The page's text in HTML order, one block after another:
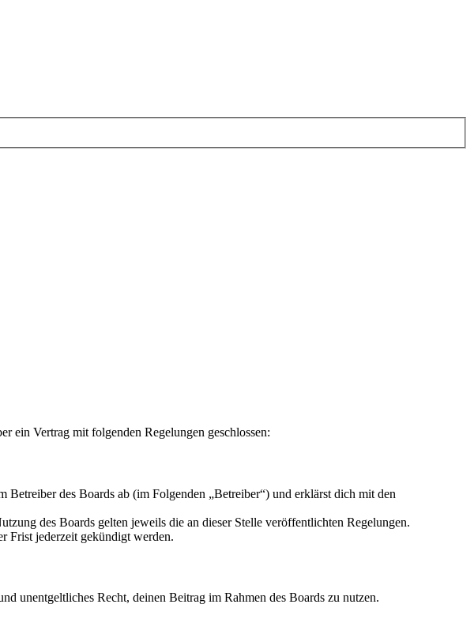
Vertrag mit folgenden Regelungen geschlossen:
des Boards ab (im Folgenden „Betreiber“) und erklärst dich mit den
des Boards gelten jeweils die an dieser Stelle veröffentlichten Regelungen.
Frist jederzeit gekündigt werden.
unentgeltliches Recht, deinen Beitrag im Rahmen des Boards zu nutzen.